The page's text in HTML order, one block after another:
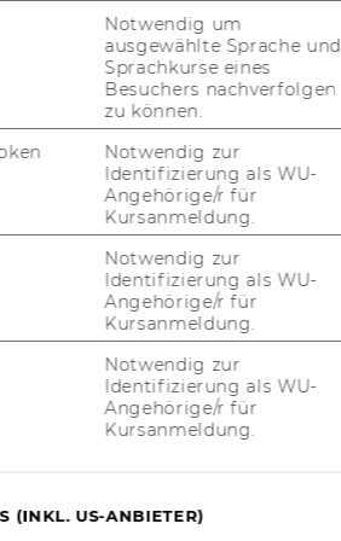
Sozialgeschichte
4775
31336-904775
Notwendig um
ausgewählte Sprache und
Sprachkurse eines
Besuchers nachverfolgen
zu können.
Notwendig zur
Identifizierung als WU-
Angehörige/r für
Kursanmeldung.
Notwendig zur
Identifizierung als WU-
Angehörige/r für
Kursanmeldung.
Notwendig zur
Identifizierung als WU-
Angehörige/r für
Kursanmeldung.
(INKL. US-ANBIETER)